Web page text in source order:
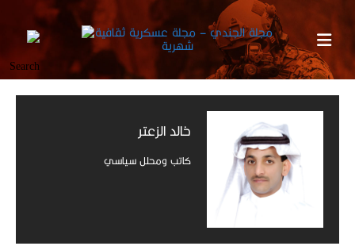
خالد الزعتر
كاتب ومحلل سياسي